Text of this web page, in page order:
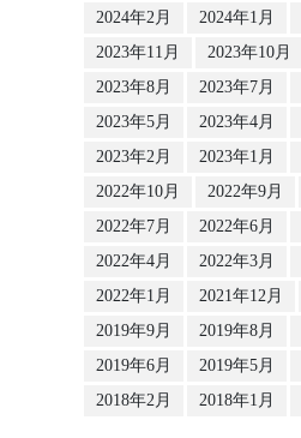
2024年2月
2024年1月
2023年11月
2023年10月
2023年8月
2023年7月
2023年5月
2023年4月
2023年2月
2023年1月
2022年10月
2022年9月
2022年7月
2022年6月
2022年4月
2022年3月
2022年1月
2021年12月
2019年9月
2019年8月
2019年6月
2019年5月
2018年2月
2018年1月